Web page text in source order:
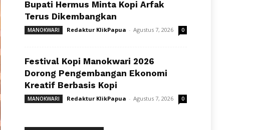
Bupati Hermus Minta Kopi Arfak
Terus Dikembangkan
MANOKWARI Redaktur KlikPapua - Agustus 7, 2026 0
Festival Kopi Manokwari 2026
Dorong Pengembangan Ekonomi
Kreatif Berbasis Kopi
MANOKWARI Redaktur KlikPapua - Agustus 7, 2026 0